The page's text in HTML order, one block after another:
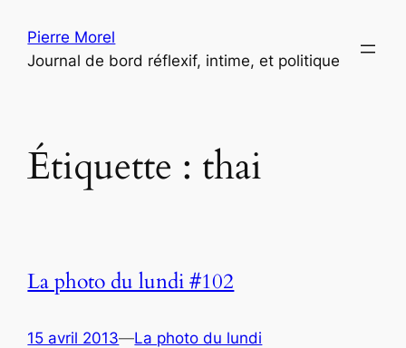
contenu
Pierre Morel
Journal de bord réflexif, intime, et politique
Étiquette : thai
La photo du lundi #102
15 avril 2013—La photo du lundi